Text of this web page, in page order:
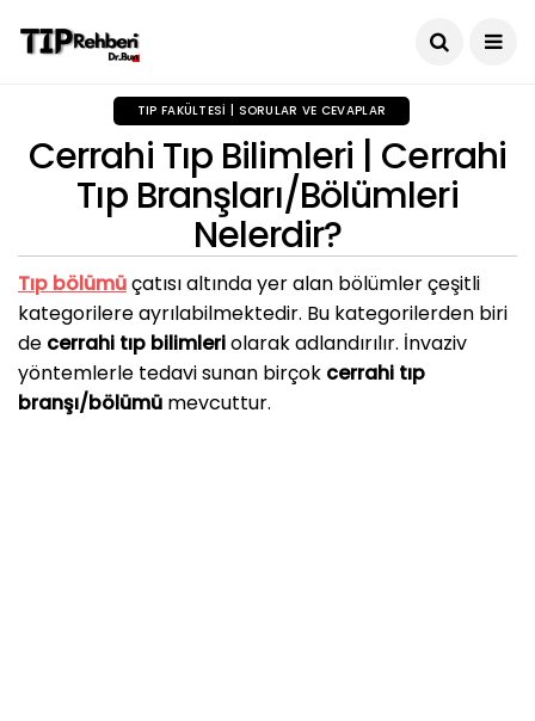
TIP FAKÜLTESI | SORULAR VE CEVAPLAR
Cerrahi Tıp Bilimleri | Cerrahi
Tıp Branşları/Bölümleri
Nelerdir?
Tıp bölümüçatısı altında yer alan bölümler çeşitli
kategorilere ayrılabilmektedir. Bu kategorilerden biri
de cerrahi tıp bilimleriolarak adlandırılır. İnvaziv
yöntemlerle tedavi sunan birçok cerrahi tıp
branşı/bölümü mevcuttur.